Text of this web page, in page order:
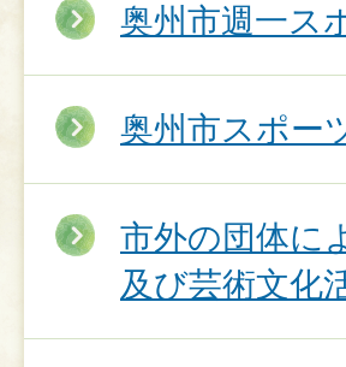
奥州市週一ス
奥州市スポー
市外の団体に
及び芸術文化